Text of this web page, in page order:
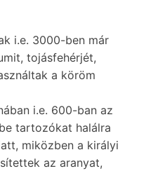
i.e. 3000-ben már
tojásfehérjét,
a köröm
i.e. 600-ban az
tartozókat halálra
miközben a királyi
az aranyat,